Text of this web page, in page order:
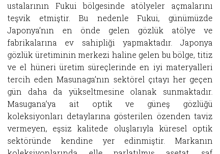
ustalarının Fukui bölgesinde atölyeler açmalarını
teşvik etmiştir. Bu nedenle Fukui, günümüzde
Japonya’nın en önde gelen gözlük atölye ve
fabrikalarına ev sahipliği yapmaktadır. Japonya
gözlük üretiminin merkezi haline gelen bu bölge, titiz
ve el hüneri üretim süreçlerinde en iyi materyalleri
tercih eden Masunaga’nın sektörel çıtayı her geçen
gün daha da yükseltmesine olanak sunmaktadır.
Masugana’ya ait optik ve güneş gözlüğü
koleksiyonları detaylarına gösterilen özenden taviz
vermeyen, eşsiz kalitede oluşlarıyla küresel optik
sektöründe kendine yer edinmiştir. Markanın